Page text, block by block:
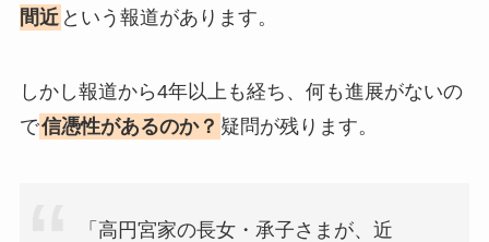
間近 という報道があります。
しかし報道から4年以上も経ち、何も進展がないの
で信憑性があるのか？ 疑問が残ります。
「高円宮家の長女・承子さまが、近